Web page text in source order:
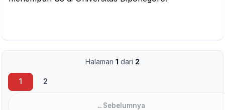
Halaman 1 dari 2
←Sebelumnya
1 2